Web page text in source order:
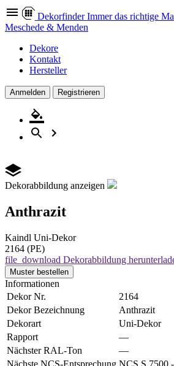
Dekorfinder Immer das richtige
Meschede & Menden
Dekore
Kontakt
Hersteller
Anmelden Registrieren
Dekorabbildung anzeigen
Anthrazit
Kaindl Uni-Dekor
2164 (PE)
file_download Dekorabbildung
Muster bestellen
Informationen
Dekor Nr.
2164
Dekor Bezeichnung
Anthrazit
Dekorart
Uni-Dekor
Rapport
—
Nächster RAL-Ton
—
Nächste NCS-Entsprechung NCS S 7500